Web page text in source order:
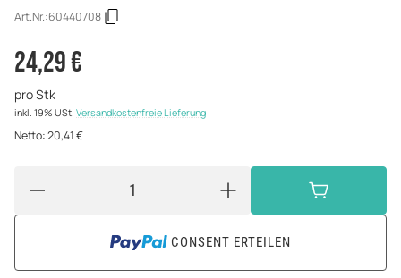
Art.Nr.:60440708
24,29 €
pro Stk
inkl. 19% USt. Versandkostenfreie Lieferung
Netto:20,41 €
CONSENT ERTEILEN